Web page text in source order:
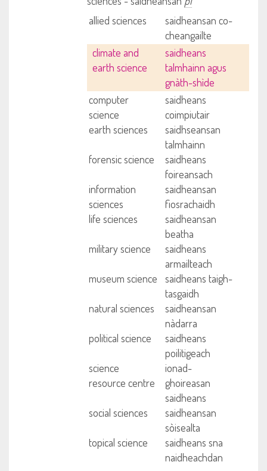
allied sciences
saidheansan co-
cheangailte
climate and
earth science
saidheans
talmhainn agus
gnàth-shìde
computer
science
saidheans
coimpiutair
earth sciences
saidhseansan
talmhainn
forensic science
saidheans
foireansach
information
sciences
saidheansan
fiosrachaidh
life sciences
saidheansan
beatha
military science
saidheans
armailteach
museum science
saidheans taigh-
tasgaidh
natural sciences
saidheansan
nàdarra
political science
saidheans
poilitigeach
science
resource centre
ionad-
ghoireasan
saidheans
social sciences
saidheansan
sòisealta
topical science
saidheans sna
naidheachdan